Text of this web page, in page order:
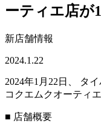
ーティエ店が
新店舗情報
2024.1.22
2024年1月22日、 タ
コクエムクオーティ
■ 店舗概要